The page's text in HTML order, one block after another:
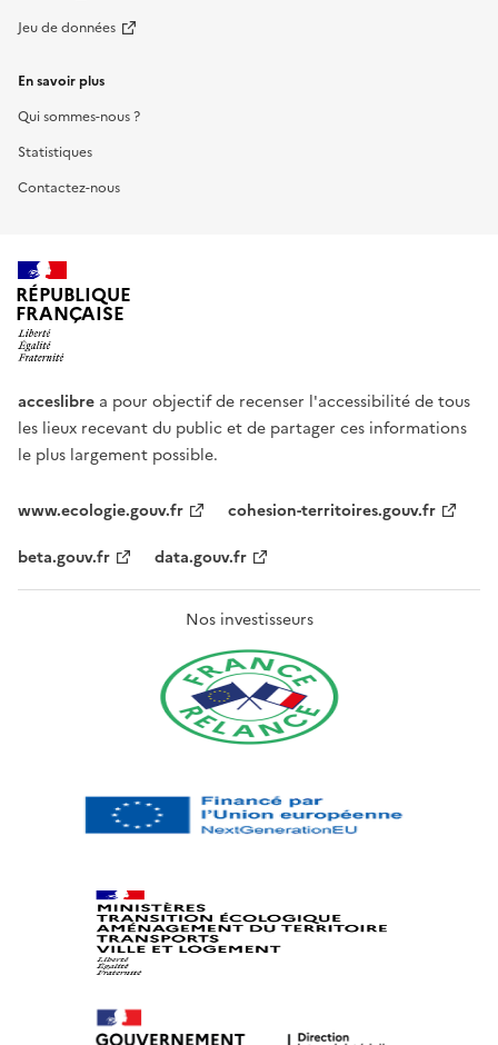
Jeu de données
En savoir plus
Qui sommes-nous ?
Statistiques
Contactez-nous
RÉPUBLIQUE
FRANÇAISE
acceslibre a pour objectif de recenser l'accessibilité de tous
les lieux recevant du public et de partager ces informations
le plus largement possible.
www.ecologie.gouv.fr
cohesion-territoires.gouv.fr
beta.gouv.fr
data.gouv.fr
Nos investisseurs